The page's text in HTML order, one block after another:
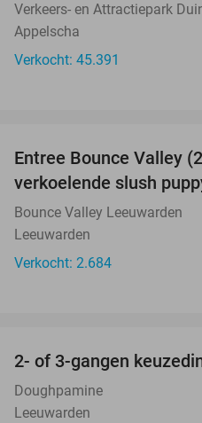
Verkeers- en Attractiepark
Appelscha
Verkocht: 45.391
Entree Bounce Valley
verkoelende slush
Bounce Valley Leeuwarden
Leeuwarden
Verkocht: 2.684
2- of 3-gangen
Doughpamine
Leeuwarden